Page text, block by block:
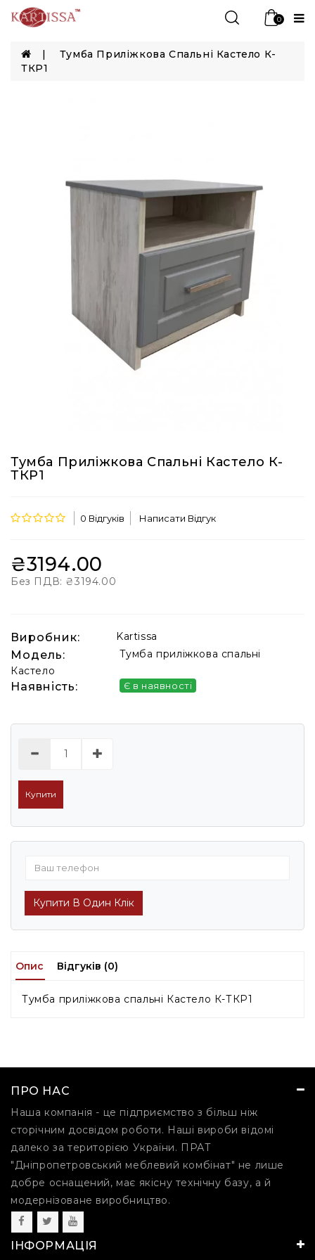
0
Тумба Приліжкова Спальні Кастело К-
ТКР1
Тумба Приліжкова Спальні Кастело К-
ТКР1
0 Відгуків Написати Відгук
₴3194.00
Без ПДВ: ₴3194.00
Виробник: Kartissa
Модель:
Тумба приліжкова спальні
Кастело
Наявність: Є в наявності
Купити
Купити В Один Клік
Опис Відгуків (0)
Тумба приліжкова спальні Кастело К-ТКР1
ПРО НАС
Наша компанія - це підприємство з більш ніж
сторічним досвідом роботи. Наші вироби відомі
далеко за територією України. ПРАТ
"Дніпропетровський меблевий комбінат" не лише
добре оснащений, має якісну технічну базу, а й
модернізоване виробництво.
ІНФОРМАЦІЯ